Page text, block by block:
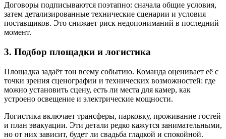
Договоры подписываются поэтапно: сначала общие условия,
затем детализированные технические сценарии и условия
поставщиков. Это снижает риск недопониманий в последний
момент.
3. Подбор площадки и логистика
Площадка задаёт тон всему событию. Команда оценивает её с
точки зрения сценографии и технических возможностей: где
можно установить сцену, есть ли места для камер, как
устроено освещение и электрические мощности.
Логистика включает трансферы, парковку, проживание гостей
и план эвакуации. Эти детали редко кажутся занимательными,
но от них зависит, будет ли свадьба гладкой и спокойной.